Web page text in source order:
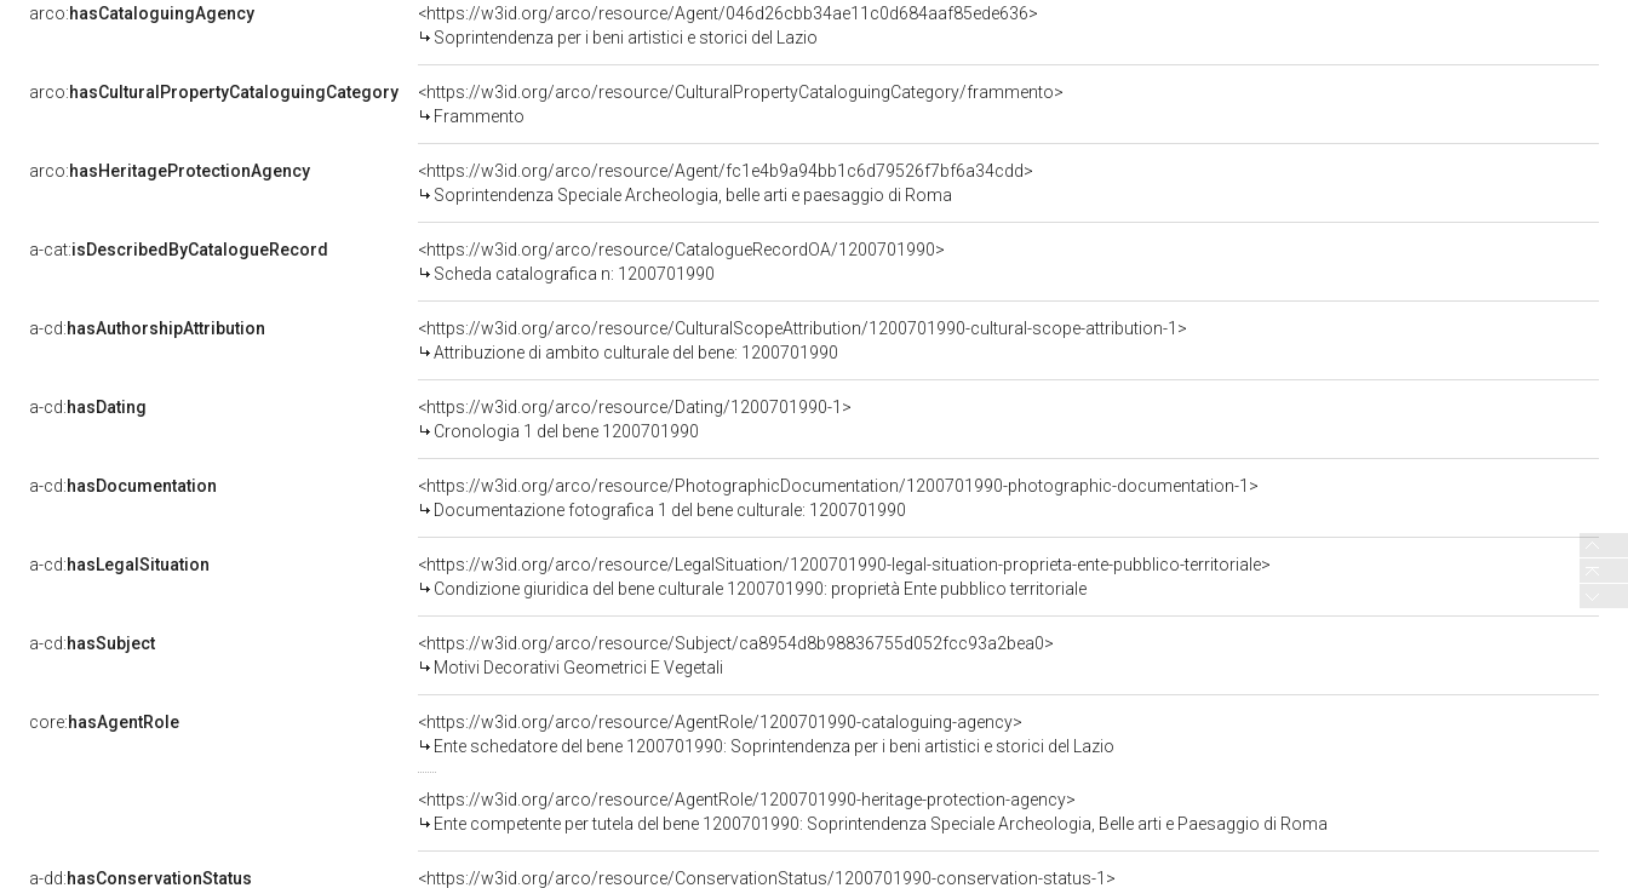
arco:hasCataloguingAgency
<https://w3id.org/arco/resource/Agent/046d26cbb34ae11c0d684aaf85ede636>
Soprintendenza per i beni artistici e storici del Lazio
arco:hasCulturalPropertyCataloguingCategory
<https://w3id.org/arco/resource/CulturalPropertyCataloguingCategory/frammento>
Frammento
arco:hasHeritageProtectionAgency
<https://w3id.org/arco/resource/Agent/fc1e4b9a94bb1c6d79526f7bf6a34cdd>
Soprintendenza Speciale Archeologia, belle arti e paesaggio di Roma
a-cat:isDescribedByCatalogueRecord
<https://w3id.org/arco/resource/CatalogueRecordOA/1200701990>
Scheda catalografica n: 1200701990
a-cd:hasAuthorshipAttribution
<https://w3id.org/arco/resource/CulturalScopeAttribution/1200701990-cultural-scope-attribution-1>
Attribuzione di ambito culturale del bene: 1200701990
a-cd:hasDating
<https://w3id.org/arco/resource/Dating/1200701990-1>
Cronologia 1 del bene 1200701990
a-cd:hasDocumentation
<https://w3id.org/arco/resource/PhotographicDocumentation/1200701990-photographic-documentation-1>
Documentazione fotografica 1 del bene culturale: 1200701990
a-cd:hasLegalSituation
<https://w3id.org/arco/resource/LegalSituation/1200701990-legal-situation-proprieta-ente-pubblico-territoriale>
Condizione giuridica del bene culturale 1200701990: proprietà Ente pubblico territoriale
a-cd:hasSubject
<https://w3id.org/arco/resource/Subject/ca8954d8b98836755d052fcc93a2bea0>
Motivi Decorativi Geometrici E Vegetali
core:hasAgentRole
<https://w3id.org/arco/resource/AgentRole/1200701990-cataloguing-agency>
Ente schedatore del bene 1200701990: Soprintendenza per i beni artistici e storici del Lazio
<https://w3id.org/arco/resource/AgentRole/1200701990-heritage-protection-agency>
Ente competente per tutela del bene 1200701990: Soprintendenza Speciale Archeologia, Belle arti e Paesaggio di Roma
a-dd:hasConservationStatus
<https://w3id.org/arco/resource/ConservationStatus/1200701990-conservation-status-1>